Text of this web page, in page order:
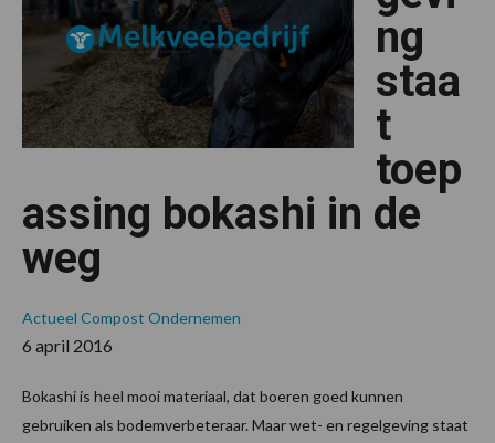
en
duur
ng
staa
t
toep
assing bokashi in de
weg
Actueel Compost Ondernemen
6 april 2016
Bokashi is heel mooi materiaal, dat boeren goed kunnen
gebruiken als bodemverbeteraar. Maar wet- en regelgeving staat